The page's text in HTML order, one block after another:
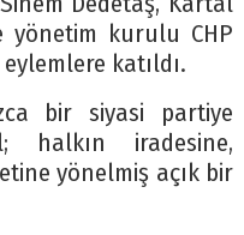
yönetim kurulu CHP
katıldı.
bir siyasi partiye
halkın iradesine,
yönelmiş açık bir